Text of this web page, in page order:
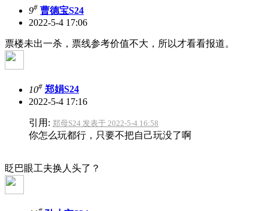
9# 曹德宝S24
2022-5-4 17:06
票楼未出一杀，票线参考价值不大，所以才看看报道。
10# 郑娟S24
2022-5-4 17:16
引用: 郑母S24 发表于 2022-5-4 16:58
你怎么玩都行，只要不把自己玩没了啊
眨巴眼工夫换人头了？